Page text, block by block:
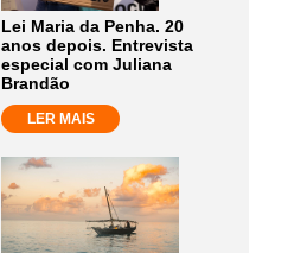
Lei Maria da Penha. 20
anos depois. Entrevista
especial com Juliana
Brandão
LER MAIS